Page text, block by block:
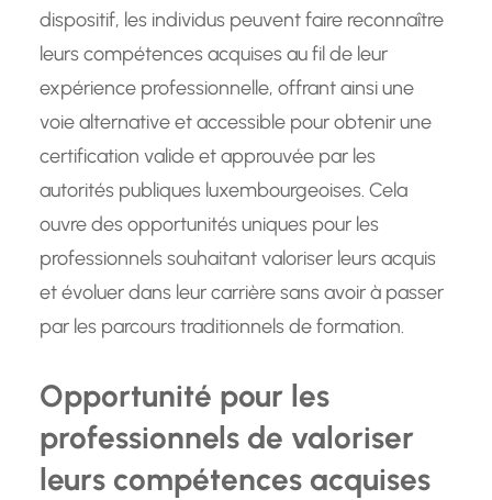
dispositif, les individus peuvent faire reconnaître
leurs compétences acquises au fil de leur
expérience professionnelle, offrant ainsi une
voie alternative et accessible pour obtenir une
certification valide et approuvée par les
autorités publiques luxembourgeoises. Cela
ouvre des opportunités uniques pour les
professionnels souhaitant valoriser leurs acquis
et évoluer dans leur carrière sans avoir à passer
par les parcours traditionnels de formation.
Opportunité pour les
professionnels de valoriser
leurs compétences acquises